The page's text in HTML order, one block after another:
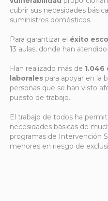
cubrir sus necesidades
suministros domésticos.
Para garantizar el éxito
13 aulas, donde han
Han realizado más de 1.046
laborales para apoyar en la
personas que se han visto
puesto de trabajo.
El trabajo de todos ha
necesidades básicas de
programas de Intervención
menores en riesgo de